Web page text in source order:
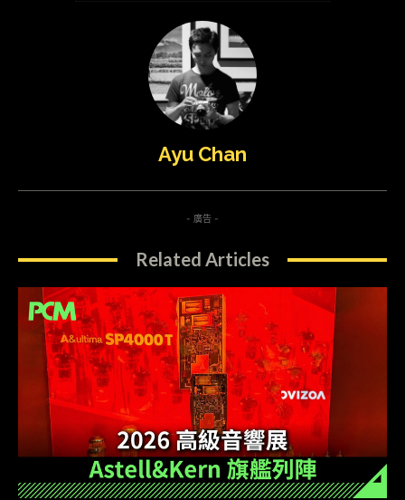
Ayu Chan
- 廣告 -
Related Articles